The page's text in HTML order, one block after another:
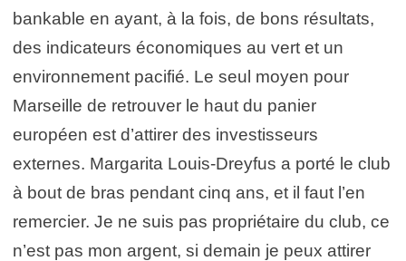
bankable en ayant, à la fois, de bons résultats,
des indicateurs économiques au vert et un
environnement pacifié. Le seul moyen pour
Marseille de retrouver le haut du panier
européen est d’attirer des investisseurs
externes. Margarita Louis-Dreyfus a porté le club
à bout de bras pendant cinq ans, et il faut l’en
remercier. Je ne suis pas propriétaire du club, ce
n’est pas mon argent, si demain je peux attirer